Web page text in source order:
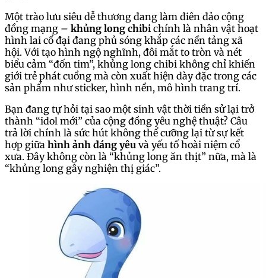
Một trào lưu siêu dễ thương đang làm điên đảo cộng
đồng mạng – khủng long chibi chính là nhân vật hoạt
hình lai cổ đại đang phủ sóng khắp các nền tảng xã
hội. Với tạo hình ngộ nghĩnh, đôi mắt to tròn và nét
biểu cảm “đốn tim”, khủng long chibi không chỉ khiến
giới trẻ phát cuồng mà còn xuất hiện dày đặc trong các
sản phẩm như sticker, hình nền, mô hình trang trí.
Bạn đang tự hỏi tại sao một sinh vật thời tiền sử lại trở
thành “idol mới” của cộng đồng yêu nghệ thuật? Câu
trả lời chính là sức hút không thể cưỡng lại từ sự kết
hợp giữa hình ảnh đáng yêu và yếu tố hoài niệm cổ
xưa. Đây không còn là “khủng long ăn thịt” nữa, mà là
“khủng long gây nghiện thị giác”.